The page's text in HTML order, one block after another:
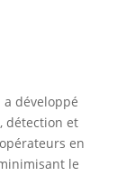
développé
détection et
en
le